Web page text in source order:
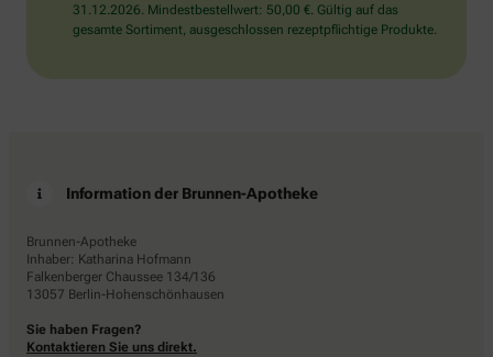
31.12.2026. Mindestbestellwert: 50,00 €. Gültig auf das
gesamte Sortiment, ausgeschlossen rezeptpflichtige Produkte.
Information der Brunnen-Apotheke
Brunnen-Apotheke
Inhaber: Katharina Hofmann
Falkenberger Chaussee 134/136
13057 Berlin-Hohenschönhausen
Sie haben Fragen?
Kontaktieren Sie uns direkt.